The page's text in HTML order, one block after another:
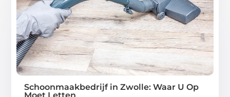
Schoonmaakbedrijf in Zwolle: Waar U Op